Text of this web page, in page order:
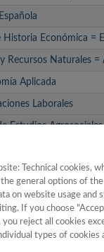
Historia Económica =
Recursos Naturales
Aplicada
Laborales
Estudios
Andaluces
Technical cookies,
general options of
on website usage and
If you choose
reject all cookies
types of cookies